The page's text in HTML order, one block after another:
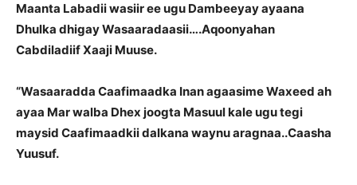
Maanta Labadii wasiir ee ugu Dambeeyay ayaana
Dhulka dhigay Wasaaradaasii….Aqoonyahan
Cabdiladiif Xaaji Muuse.
“Wasaaradda Caafimaadka Inan agaasime Waxeed ah
ayaa Mar walba Dhex joogta Masuul kale ugu tegi
maysid Caafimaadkii dalkana waynu aragnaa..Caasha
Yuusuf.